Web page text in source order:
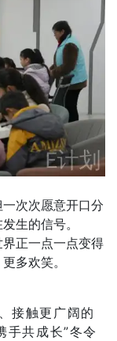
次次愿意开口分
生的信号。
正一点一点变得
多欢笑。
接触更广阔的
手共成长”冬令